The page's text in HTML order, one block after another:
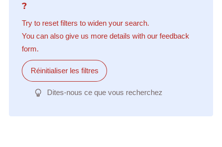
?
Try to reset filters to widen your search.
You can also give us more details with our feedback
form.
Réinitialiser les filtres
Dites-nous ce que vous recherchez